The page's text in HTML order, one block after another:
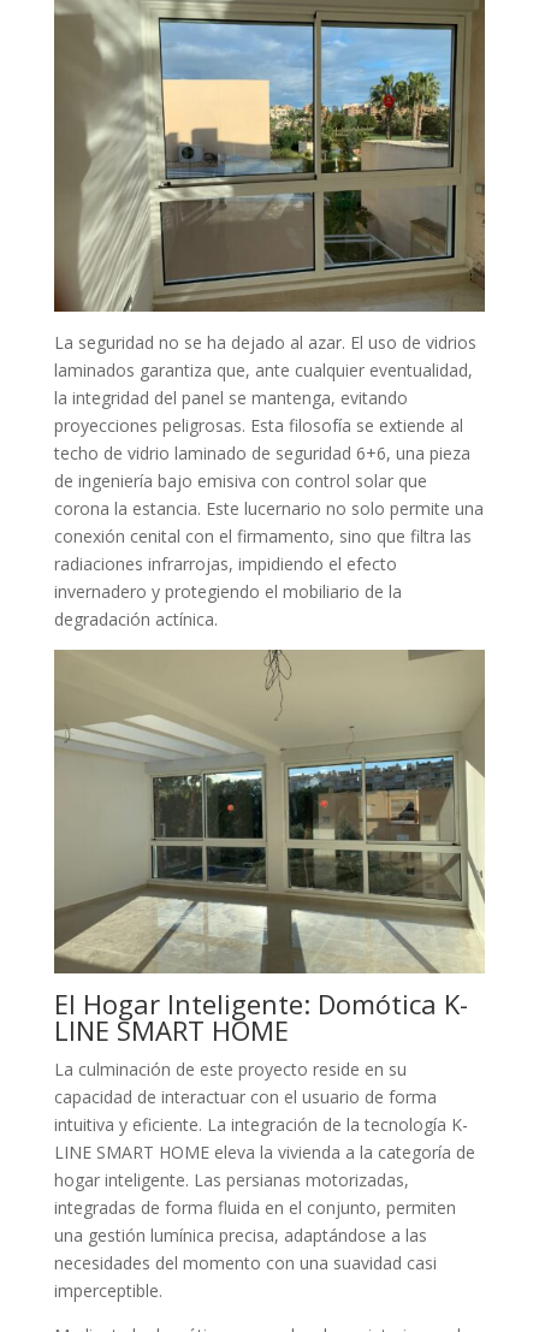
La seguridad no se ha dejado al azar. El uso de vidrios
laminados garantiza que, ante cualquier eventualidad,
la integridad del panel se mantenga, evitando
proyecciones peligrosas. Esta filosofía se extiende al
techo de vidrio laminado de seguridad 6+6, una pieza
de ingeniería bajo emisiva con control solar que
corona la estancia. Este lucernario no solo permite una
conexión cenital con el firmamento, sino que filtra las
radiaciones infrarrojas, impidiendo el efecto
invernadero y protegiendo el mobiliario de la
degradación actínica.
El Hogar Inteligente: Domótica K-
LINE SMART HOME
La culminación de este proyecto reside en su
capacidad de interactuar con el usuario de forma
intuitiva y eficiente. La integración de la tecnología K-
LINE SMART HOME eleva la vivienda a la categoría de
hogar inteligente. Las persianas motorizadas,
integradas de forma fluida en el conjunto, permiten
una gestión lumínica precisa, adaptándose a las
necesidades del momento con una suavidad casi
imperceptible.